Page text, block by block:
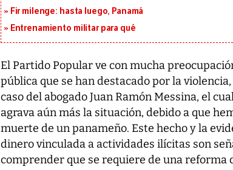
Fir milenge: hasta luego, Panamá
Entrenamiento militar para qué
El Partido Popular ve con mucha
pública que se han destacado por la
caso del abogado Juan Ramón Messina, el
agrava aún más la situación, debido a que
muerte de un panameño. Este hecho y la
dinero vinculada a actividades ilícitas son
comprender que se requiere de una reforma